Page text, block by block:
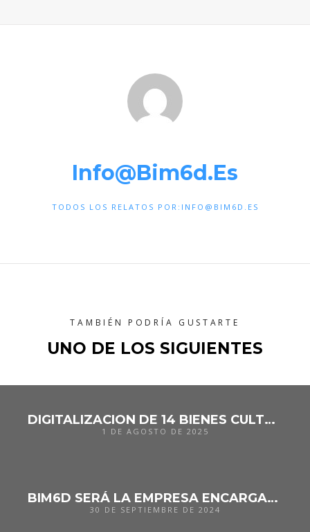
Info@bim6d.es
TODOS LOS RELATOS POR:INFO@BIM6D.ES
TAMBIÉN PODRÍA GUSTARTE
UNO DE LOS SIGUIENTES
DIGITALIZACION DE 14 BIENES CULTURALES EN CASTILLA Y LEON
1 DE AGOSTO DE 2025
BIM6D SERÁ LA EMPRESA ENCARGADA DE REALIZAR EL MODELADO DIGITAL DEL MUSEO NACIONAL REINA SOFÍA
30 DE SEPTIEMBRE DE 2024